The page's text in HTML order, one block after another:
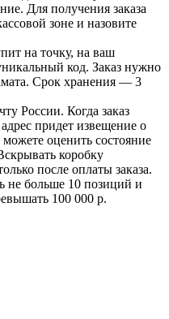
Для получения заказа
зоне и назовите
на точку, на ваш
код. Заказ нужно
Срок хранения — 3
России. Когда заказ
придет извещение о
оценить состояние
коробку
после оплаты заказа.
не больше 10 позиций и
100 000 р.